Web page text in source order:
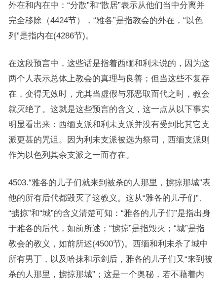
外在和内在中：“分散”和“散居”表示从他们当中分离并
完全移除（4424节），“雅各”是指教会的外在，“以色
列”是指内在(4286节)。
在这段预言中，这些话是指着西缅和利未说的，因为这
两个人表示总体上教会的真理与良善；但当这些不复存
在，变得无效时，尤其当虚假与邪恶取而代之时，教会
就灭绝了。这就是这些预言的含义，这一点从以下事实
明显看出来：西缅支派和利未支派并没有受到比其它支
派更甚的咒诅。因为利未支派被选为祭司，西缅支派则
作为以色列其余支派之一而存在。
4503.“雅各的儿子们就来到被杀的人那里，掳掠那城”表
他的所有后代都毁灭了这教义。这从“雅各的儿子们”、
“掳掠”和“城”的含义清楚可知：“雅各的儿子们”是指出身
于雅各的后代，如前所述；“掳掠”是指毁灭；“城”是指
教会的教义，如前所述(4500节)。西缅和利未杀了城中
所有男丁，以及哈抹和示剑后，雅各的儿子们又“来到被
杀的人那里，掳掠那城”；这是一个奥秘，若不藉着内